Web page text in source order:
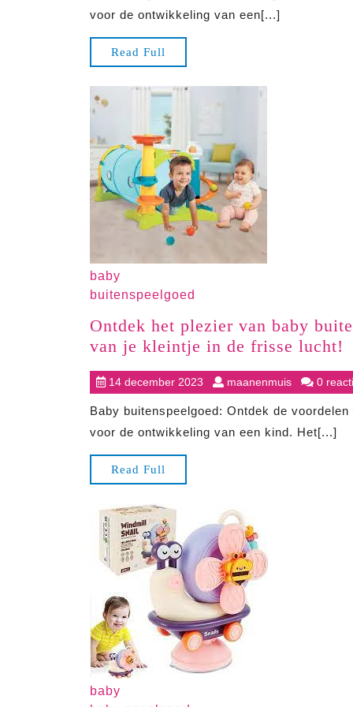
voor de ontwikkeling van een[...]
Read Full
Full
baby
buitenspeelgoed
Ontdek het plezier van baby
van je kleintje in de frisse lucht!
14 december 2023 14
december
2023
maanenmuis 0
Baby buitenspeelgoed: Ontdek de
voor de ontwikkeling van een kind. Het[...]
Read Full
Full
baby